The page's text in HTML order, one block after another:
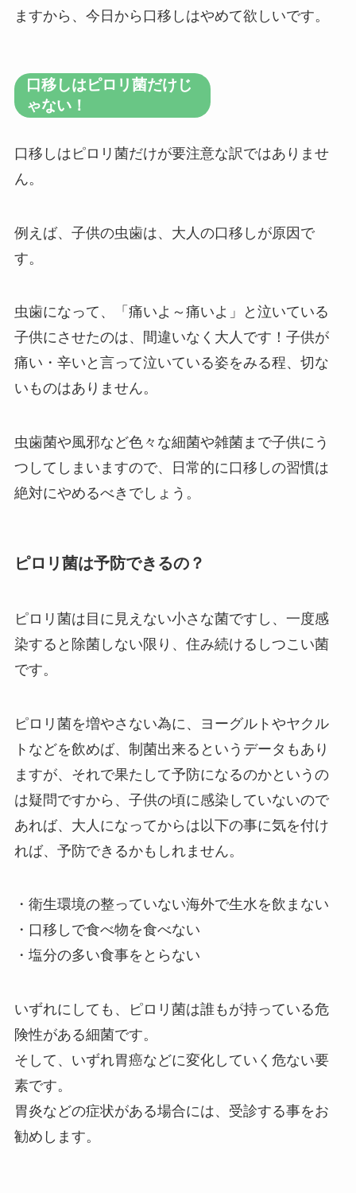
ますから、今日から口移しはやめて欲しいです。
口移しはピロリ菌だけじ
ゃない！
口移しはピロリ菌だけが要注意な訳ではありませ
ん。
例えば、子供の虫歯は、大人の口移しが原因で
す。
虫歯になって、「痛いよ～痛いよ」と泣いている
子供にさせたのは、間違いなく大人です！子供が
痛い・辛いと言って泣いている姿をみる程、切な
いものはありません。
虫歯菌や風邪など色々な細菌や雑菌まで子供にう
つしてしまいますので、日常的に口移しの習慣は
絶対にやめるべきでしょう。
ピロリ菌は予防できるの？
ピロリ菌は目に見えない小さな菌ですし、一度感
染すると除菌しない限り、住み続けるしつこい菌
です。
ピロリ菌を増やさない為に、ヨーグルトやヤクル
トなどを飲めば、制菌出来るというデータもあり
ますが、それで果たして予防になるのかというの
は疑問ですから、子供の頃に感染していないので
あれば、大人になってからは以下の事に気を付け
れば、予防できるかもしれません。
・衛生環境の整っていない海外で生水を飲まない
・口移しで食べ物を食べない
・塩分の多い食事をとらない
いずれにしても、ピロリ菌は誰もが持っている危
険性がある細菌です。
そして、いずれ胃癌などに変化していく危ない要
素です。
胃炎などの症状がある場合には、受診する事をお
勧めします。